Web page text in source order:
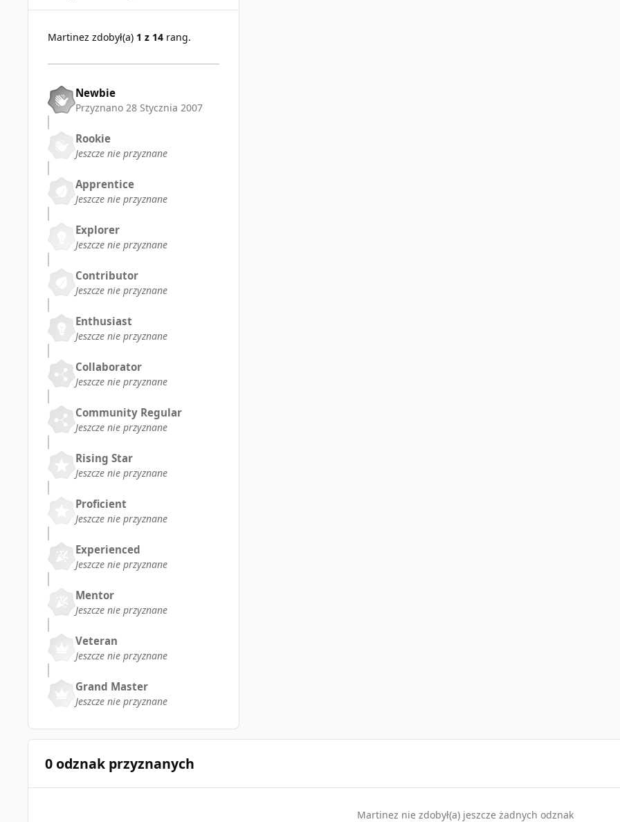
Martinez zdobył(a) 1 z 14 rang.
Newbie
Przyznano 28 Stycznia 2007
Rookie
Jeszcze nie przyznane
Apprentice
Jeszcze nie przyznane
Explorer
Jeszcze nie przyznane
Contributor
Jeszcze nie przyznane
Enthusiast
Jeszcze nie przyznane
Collaborator
Jeszcze nie przyznane
Community Regular
Jeszcze nie przyznane
Rising Star
Jeszcze nie przyznane
Proficient
Jeszcze nie przyznane
Experienced
Jeszcze nie przyznane
Mentor
Jeszcze nie przyznane
Veteran
Jeszcze nie przyznane
Grand Master
Jeszcze nie przyznane
0 odznak przyznanych
Martinez nie zdobył(a) jeszcze żadnych odznak